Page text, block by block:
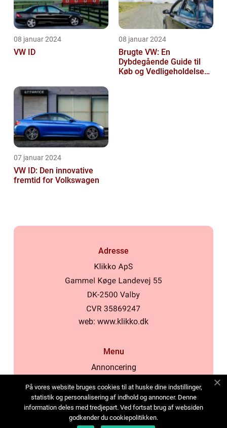
08 januar 2024
VW ID
08 januar 2024
Brugte VW: En
Dybdegående Guide til
Køb og Vedligeholdelse
07 januar 2024
VW ID: Den innovative
fremtid for Volkswagen
Adresse
web: www.klikko.dk
Menu
Annoncering
Cookies
Kontakt os
Sitemap
På vores website bruges cookies til at huske dine indstillinger,
statistik og personalisering af indhold og annoncer. Denne
information deles med tredjepart. Ved fortsat brug af websiden
godkender du cookiepolitikken.